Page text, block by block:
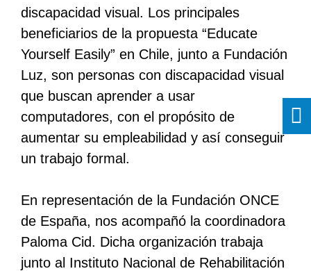
discapacidad visual. Los principales
beneficiarios de la propuesta “Educate
Yourself Easily” en Chile, junto a Fundación
Luz, son personas con discapacidad visual
que buscan aprender a usar
computadores, con el propósito de
aumentar su empleabilidad y así conseguir
un trabajo formal.
En representación de la Fundación ONCE
de España, nos acompañó la coordinadora
Paloma Cid. Dicha organización trabaja
junto al Instituto Nacional de Rehabilitación